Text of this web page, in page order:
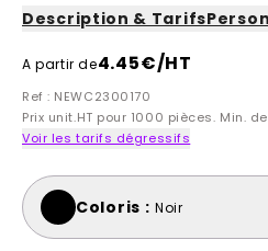
Description & Tarifs
A partir de4.45€/HT
Ref : NEWC2300170
Prix unit.HT pour 1000 pièces. Min.
Voir les tarifs dégressifs
Coloris : Noir